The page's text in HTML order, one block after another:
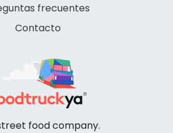
frecuentes
Contacto
food company.